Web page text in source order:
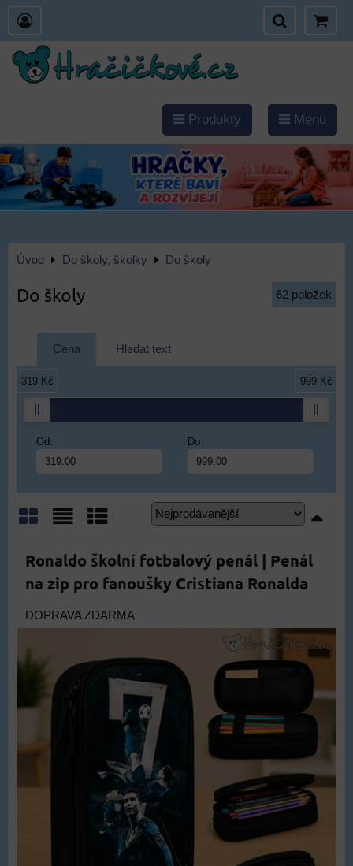
Produkty Menu
Úvod Do školy, školky Do školy
Do školy 62 položek
Cena Hledat text
Od: Do:
319 Kč 999 Kč
Ronaldo školní fotbalový penál | Penál
na zip pro fanoušky Cristiana Ronalda
DOPRAVA ZDARMA